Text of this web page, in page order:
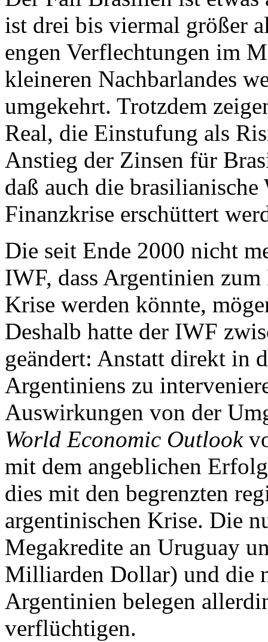
ist drei bis viermal größer
engen Verflechtungen im
kleineren Nachbarlandes
umgekehrt. Trotzdem
Real, die Einstufung als
Anstieg der Zinsen für
daß auch die
Finanzkrise erschüttert
Die seit Ende 2000 nicht
IWF, dass Argentinien
Krise werden könnte,
Deshalb hatte der IWF
geändert: Anstatt direkt in
Argentiniens zu
Auswirkungen von der
World Economic Outlook
mit dem angeblichen
dies mit den begrenzten
argentinischen Krise. Die
Megakredite an Uruguay
Milliarden Dollar) und die
Argentinien belegen
verflüchtigen.